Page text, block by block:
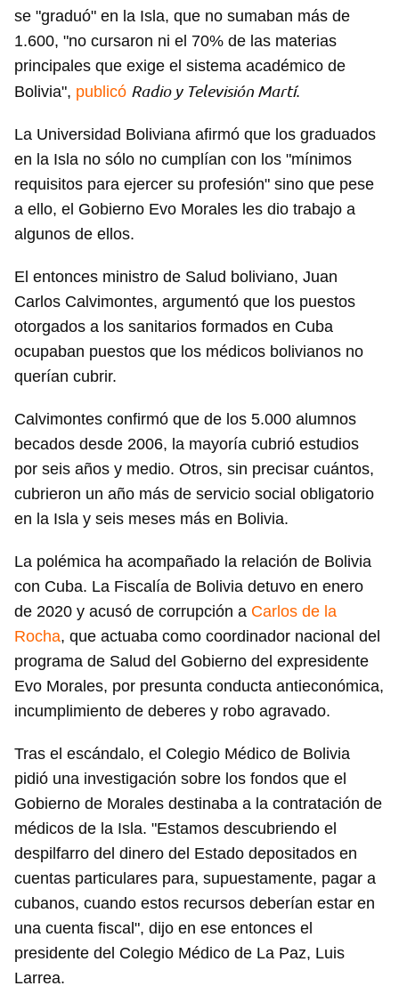
se "graduó" en la Isla, que no sumaban más de
1.600, "no cursaron ni el 70% de las materias
principales que exige el sistema académico de
Bolivia", publicó Radio y Televisión Martí.
La Universidad Boliviana afirmó que los graduados
en la Isla no sólo no cumplían con los "mínimos
requisitos para ejercer su profesión" sino que pese
a ello, el Gobierno Evo Morales les dio trabajo a
algunos de ellos.
El entonces ministro de Salud boliviano, Juan
Carlos Calvimontes, argumentó que los puestos
otorgados a los sanitarios formados en Cuba
ocupaban puestos que los médicos bolivianos no
querían cubrir.
Calvimontes confirmó que de los 5.000 alumnos
becados desde 2006, la mayoría cubrió estudios
por seis años y medio. Otros, sin precisar cuántos,
cubrieron un año más de servicio social obligatorio
en la Isla y seis meses más en Bolivia.
La polémica ha acompañado la relación de Bolivia
con Cuba. La Fiscalía de Bolivia detuvo en enero
de 2020 y acusó de corrupción a Carlos de la
Rocha, que actuaba como coordinador nacional del
programa de Salud del Gobierno del expresidente
Evo Morales, por presunta conducta antieconómica,
incumplimiento de deberes y robo agravado.
Tras el escándalo, el Colegio Médico de Bolivia
pidió una investigación sobre los fondos que el
Gobierno de Morales destinaba a la contratación de
médicos de la Isla. "Estamos descubriendo el
despilfarro del dinero del Estado depositados en
cuentas particulares para, supuestamente, pagar a
cubanos, cuando estos recursos deberían estar en
una cuenta fiscal", dijo en ese entonces el
presidente del Colegio Médico de La Paz, Luis
Larrea.